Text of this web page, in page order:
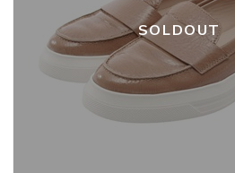
SOLDOUT